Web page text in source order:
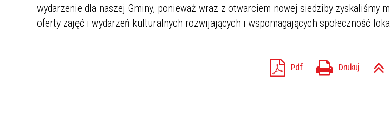
wydarzenie dla naszej Gminy, ponieważ wraz z otwarciem nowej siedziby zyskaliśmy
oferty zajęć i wydarzeń kulturalnych rozwijających i wspomagających społeczność
Pdf Drukuj